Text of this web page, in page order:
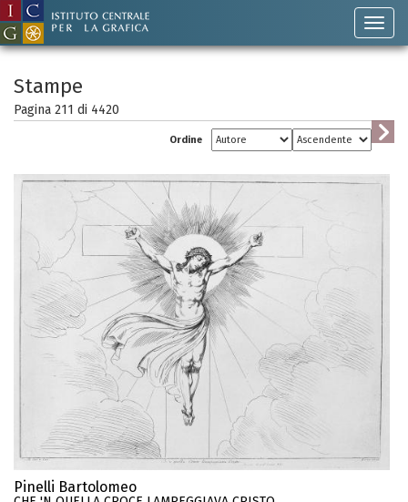
Stampe
Pagina 211 di 4420
Ordine
Pinelli Bartolomeo